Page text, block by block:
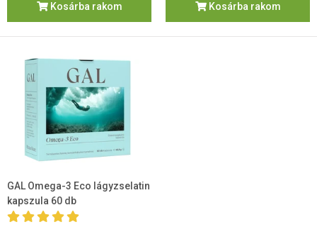
Kosárba rakom Kosárba rakom
GAL Omega-3 Eco lágyzselatin
kapszula 60 db